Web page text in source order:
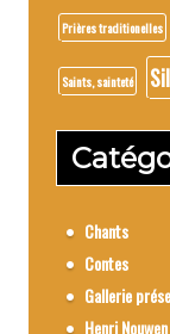
Prières traditionelles
Saints, sainteté
Chants
Contes
Gallerie
Henri Nouwen